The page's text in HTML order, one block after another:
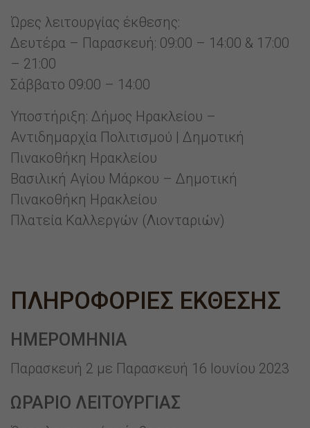
Ώρες λειτουργίας έκθεσης:
Δευτέρα – Παρασκευή: 09:00 – 14:00 & 17:00
– 21:00
Σάββατο 09:00 – 14:00
Υποστήριξη: Δήμος Ηρακλείου –
Αντιδημαρχία Πολιτισμού | Δημοτική
Πινακοθήκη Ηρακλείου
Βασιλική Αγίου Μάρκου – Δημοτική
Πινακοθήκη Ηρακλείου
Πλατεία Καλλεργών (Λιονταριών)
ΠΛΗΡΟΦΟΡΙΕΣ ΕΚΘΕΣΗΣ
ΗΜΕΡΟΜΗΝΙΑ
Παρασκευή 2 με Παρασκευή 16 Ιουνίου 2023
ΩΡΑΡΙΟ ΛΕΙΤΟΥΡΓΙΑΣ